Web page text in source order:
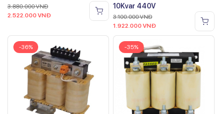
3.880.000VNĐ
2.522.000 VNĐ
10Kvar 440V
3.100.000VNĐ
1.922.000 VNĐ
-36% -35%